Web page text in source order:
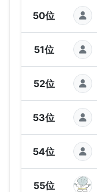
50位
51位
52位
53位
54位
55位